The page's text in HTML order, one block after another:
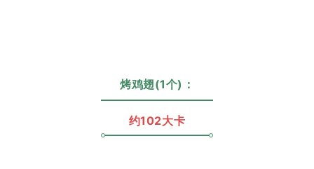
烤鸡翅(1个)：
约102大卡